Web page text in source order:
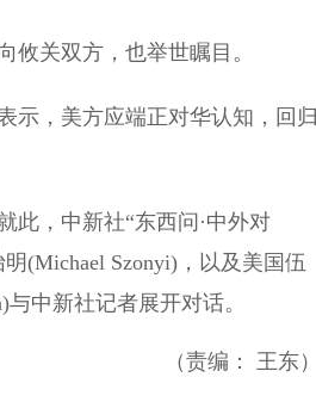
关双方，也举世瞩目。
，美方应端正对华认知，回归
，中新社“东西问·中外对
(Michael Szonyi)，以及美国伍
中新社记者展开对话。
（责编： 王东）